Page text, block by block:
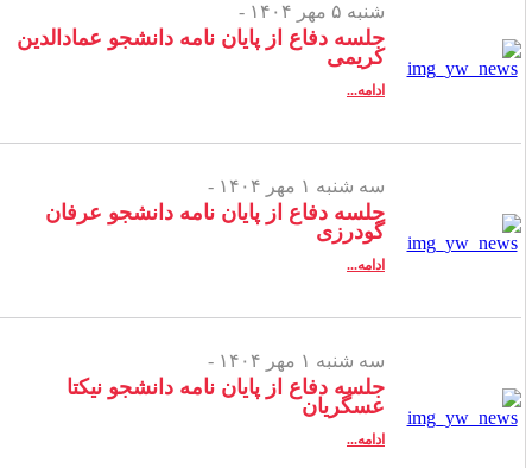
شنبه ۵ مهر ۱۴۰۴ -
جلسه دفاع از پایان نامه دانشجو عمادالدین
کریمی
ادامه...
سه شنبه ۱ مهر ۱۴۰۴ -
جلسه دفاع از پایان نامه دانشجو عرفان
گودرزی
ادامه...
سه شنبه ۱ مهر ۱۴۰۴ -
جلسه دفاع از پایان نامه دانشجو نیکتا
عسگریان
ادامه...